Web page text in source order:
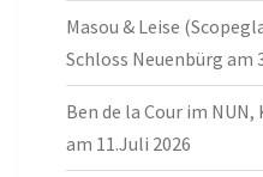
Masou & Leise
Schloss Neuenbürg am
Ben de la Cour im
am 11.Juli 2026